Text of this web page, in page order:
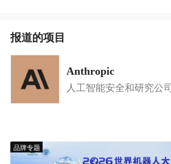
报道的项目
Anthropic
人工智能安全和研究公司
品牌专题